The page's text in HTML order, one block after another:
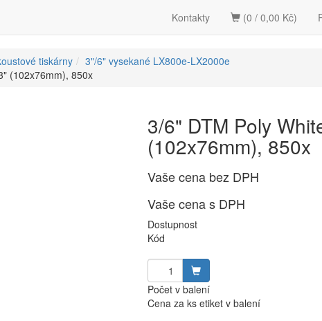
Kontakty (0 / 0,00 Kč)
tiskárny
3"/6" vysekané LX800e-LX2000e
(102x76mm), 850x
3/6" DTM Poly
(102x76mm), 850x
Vaše cena bez DPH
Vaše cena s DPH
Dostupnost
Kód
Počet v balení
Cena za ks etiket v balení